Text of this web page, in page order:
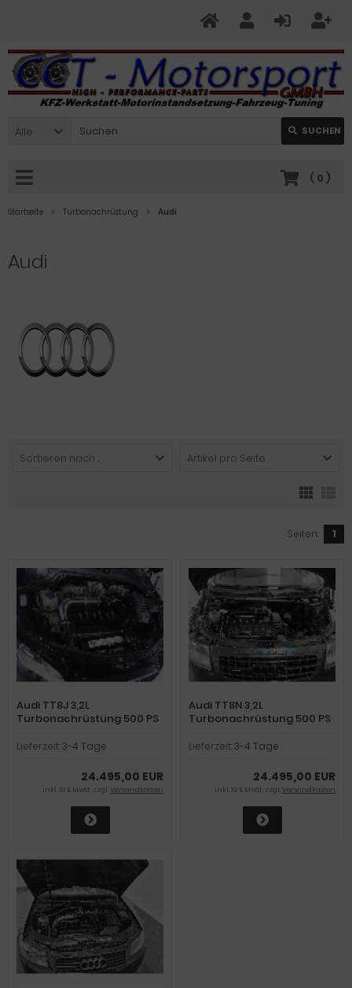
Alle SUCHEN
( 0 )
Startseite Turbonachrüstung Audi
Audi
Sortieren nach ... Artikel pro Seite
Seiten: 1
Audi TT8J 3,2L
Turbonachrüstung 500 PS
Lieferzeit:3-4 Tage
24.495,00 EUR
inkl. 19 % MwSt. zzgl.Versandkosten
Audi TT8N 3,2L
Turbonachrüstung 500 PS
Lieferzeit:3-4 Tage
24.495,00 EUR
inkl. 19 % MwSt. zzgl.Versandkosten